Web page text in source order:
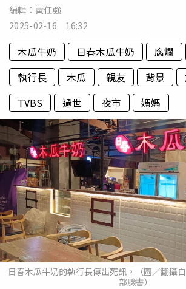
編輯： 黃任強
2025-02-16 16:32
木瓜牛奶 日春木瓜牛奶 腐爛
執行長
木瓜 親友 背景
TVBS
過世 夜市 媽媽
日春木瓜牛奶的執行長傳出死訊。（圖／翻攝
部臉書）